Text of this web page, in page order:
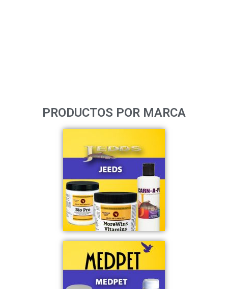
PRODUCTOS POR MARCA